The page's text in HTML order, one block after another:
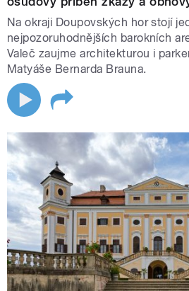
Na okraji Doupovských hor stojí
nejpozoruhodnějších barokních
Valeč zaujme architekturou i
Matyáše Bernarda Brauna.